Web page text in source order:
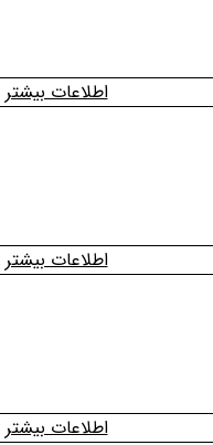
اطلاعات بیشتر
اطلاعات بیشتر
اطلاعات بیشتر